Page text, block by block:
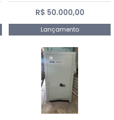
R$ 50.000,00
Lançamento